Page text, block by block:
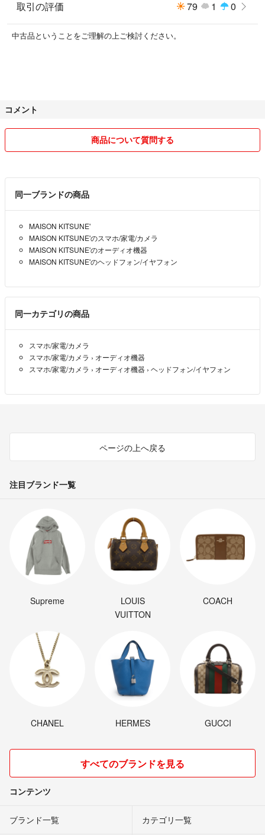
取引の評価 79 1 0
中古品ということをご理解の上ご検討ください。
コメント
商品について質問する
同一ブランドの商品
MAISON KITSUNE'
MAISON KITSUNE'のスマホ/家電/カメラ
MAISON KITSUNE'のオーディオ機器
MAISON KITSUNE'のヘッドフォン/イヤフォン
同一カテゴリの商品
スマホ/家電/カメラ
スマホ/家電/カメラ › オーディオ機器
スマホ/家電/カメラ › オーディオ機器 › ヘッドフォン/イヤフォン
ページの上へ戻る
注目ブランド一覧
Supreme
LOUIS
VUITTON
COACH
CHANEL HERMES GUCCI
すべてのブランドを見る
コンテンツ
ブランド一覧 カテゴリ一覧